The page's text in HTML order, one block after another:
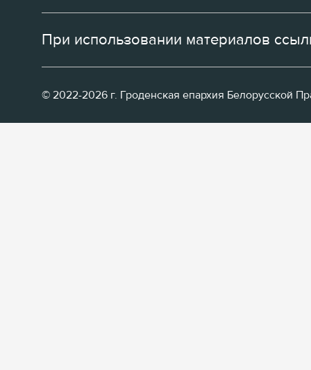
При использовании материалов
© 2022-2026 г. Гроденская епархия Белорусской